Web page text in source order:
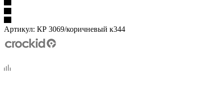
Артикул: КР 3069/коричневый к344